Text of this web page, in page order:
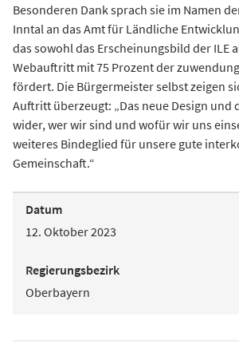
Besonderen Dank sprach sie im Namen
Inntal an das Amt für Ländliche
das sowohl das Erscheinungsbild der ILE
Webauftritt mit 75 Prozent der
fördert. Die Bürgermeister selbst zeigen
Auftritt überzeugt: „Das neue Design und
wider, wer wir sind und wofür wir uns
weiteres Bindeglied für unsere gute
Gemeinschaft.“
Datum
12. Oktober 2023
Regierungsbezirk
Oberbayern